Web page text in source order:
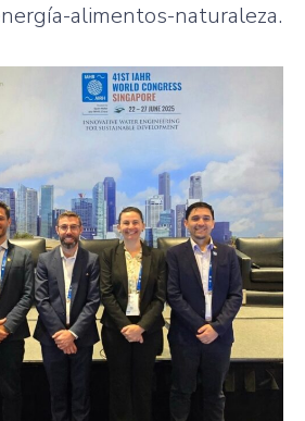
alimentos-naturaleza.